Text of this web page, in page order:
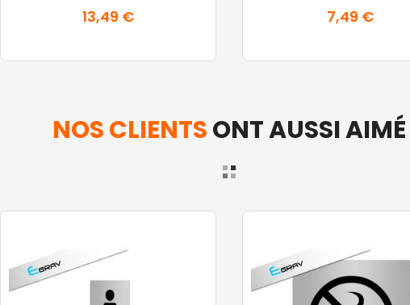
13,49 € 7,49 €
NOS CLIENTSONT AUSSI AIMÉ